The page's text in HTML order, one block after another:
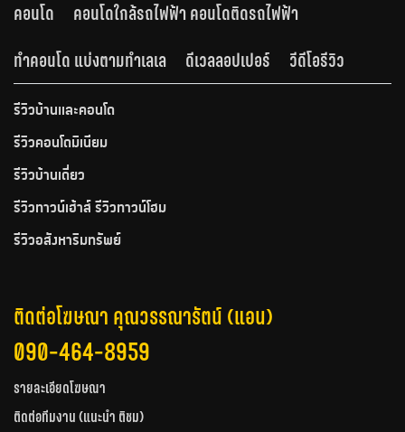
คอนโด
คอนโดใกล้รถไฟฟ้า คอนโดติดรถไฟฟ้า
ทำคอนโด แบ่งตามทำเลเล
ดีเวลลอปเปอร์ วีดีโอรีวิว
รีวิวบ้านและคอนโด
รีวิวคอนโดมิเนียม
รีวิวบ้านเดี่ยว
รีวิวทาวน์เฮ้าส์ รีวิวทาวน์โฮม
รีวิวอสังหาริมทรัพย์
ติดต่อโฆษณา คุณวรรณารัตน์ (แอน)
090-464-8959
รายละเอียดโฆษณา
ติดต่อทีมงาน (แนะนำ ติชม)